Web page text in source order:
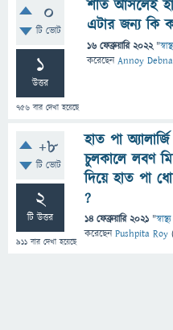
0
টি ভোট
1
উত্তর
756 বার দেখা হয়েছে
শীত আসলেই
এটার জন্য কি
16 ফেব্রুয়ারি 2022 "
করেছেনAnnoy
+8
টি ভোট
2
টি উত্তর
911 বার দেখা হয়েছে
হাত পা
চুলকালে লবণ
দিয়ে হাত পা
?
14 ফেব্রুয়ারি 2021 "
করেছেনPushpita Roy